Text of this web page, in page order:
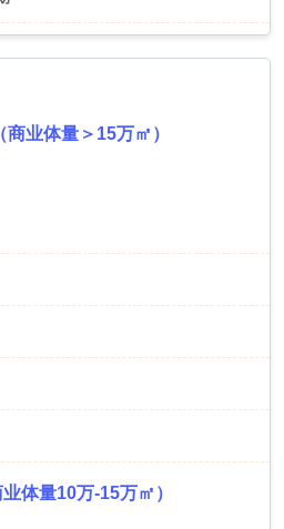
业体量＞15万㎡）
体量10万-15万㎡）